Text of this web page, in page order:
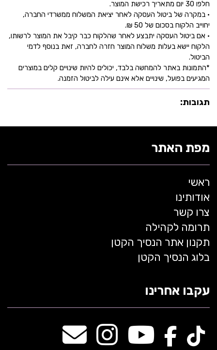
חלפו 30 יום מתאריך רכישת המוצר.
• במקרה של ביטול העסקה לאחר יציאת המשלוח ממשרדי החברה,
יחוייב הלקוח בסכום של 50 ₪.
• אם ביטול העסקה יתבצע לאחר שהלקוח כבר קיבל את המוצר לרשותו,
הלקוח יישא בעלות משלוח המוצר חזרה לחברה, זאת בנוסף לדמי
הביטול.
*התמונות באתר להמחשה בלבד, יכולים להיות שינויים קלים במוצרים
המגיעים בפועל, שינויים אלא אינם עילה לביטול הזמנה.
תגובות:
מפת האתר
ראשי
אודותינו
צרו קשר
תרומה לקהילה
תקנון אתר הנסיך הקטן
בלוג הנסיך הקטן
עקבו אחרינו